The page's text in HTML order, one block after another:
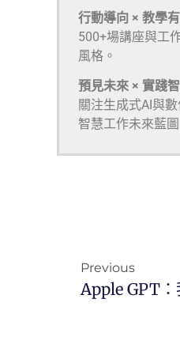
行動導向 × 教學有
500+場講座與工
風格。
預見未來 × 實踐智
關注生成式AI與
智慧工作未來藍圖
Previous
Apple GPT